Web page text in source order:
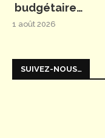
budgétaire…
1 août 2026
SUIVEZ-NOUS…